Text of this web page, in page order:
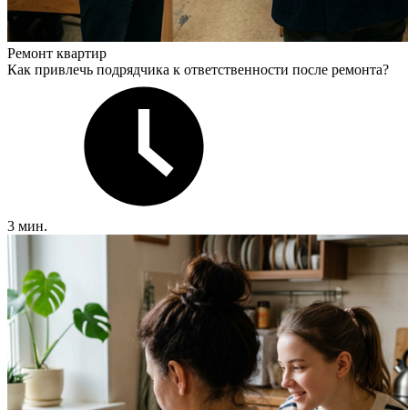
Ремонт квартир
Как привлечь подрядчика к ответственности после ремонта?
3 мин.